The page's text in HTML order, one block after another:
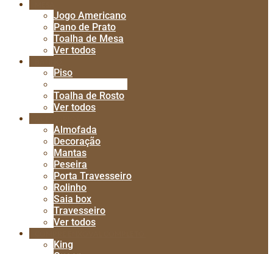
Jogo Americano
Pano de Prato
Toalha de Mesa
Ver todos
Piso
Toalha de Rosto
Ver todos
Almofada
Decoração
Mantas
Peseira
Porta Travesseiro
Rolinho
Saia box
Travesseiro
Ver todos
King